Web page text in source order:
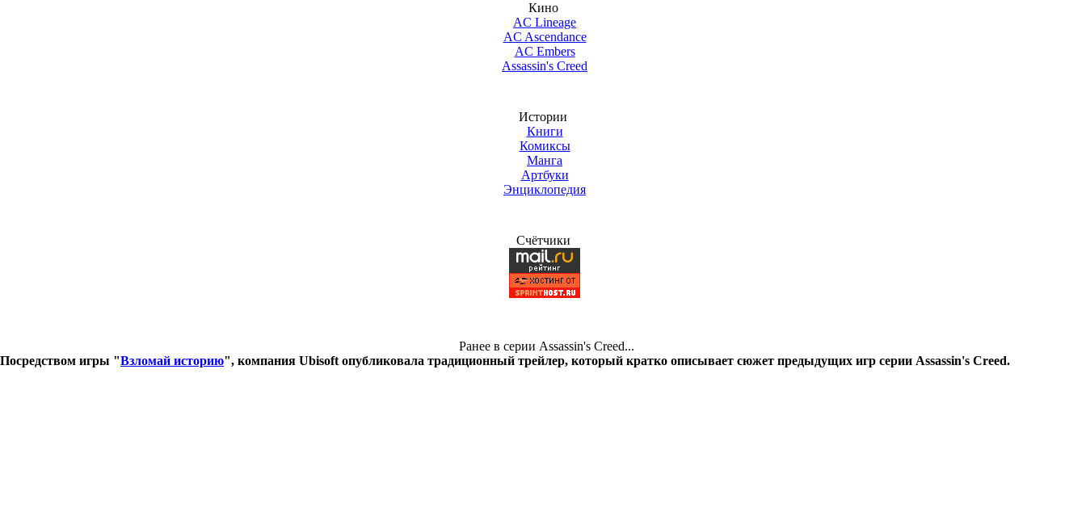
Кино
AC Lineage
AC Ascendance
AC Embers
Assassin's Creed
Истории
Книги
Комиксы
Манга
Артбуки
Энциклопедия
Счётчики
Ранее в серии Assassin's Creed...
Посредством игры "Взломай историю", компания Ubisoft опубликовала традиционный трейлер, который кратко описывает сюжет предыдущих игр серии Assassin's Creed.